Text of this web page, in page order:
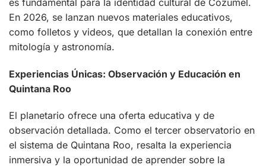
En 2026, se lanzan nuevos materiales educativos,
como folletos y videos, que detallan la conexión entre
mitología y astronomía.
Experiencias Únicas: Observación y Educación en
Quintana Roo
El planetario ofrece una oferta educativa y de
observación detallada. Como el tercer observatorio en
el sistema de Quintana Roo, resalta la experiencia
inmersiva y la oportunidad de aprender sobre la